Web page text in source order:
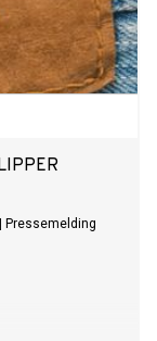
Pressemelding